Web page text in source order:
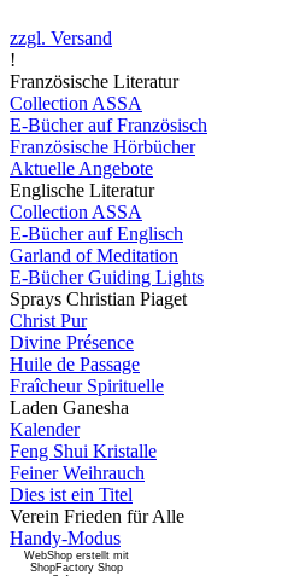
zzgl. Versand
!
Französische Literatur
Collection ASSA
E-Bücher auf Französisch
Französische Hörbücher
Aktuelle Angebote
Englische Literatur
Collection ASSA
E-Bücher auf Englisch
Garland of Meditation
E-Bücher Guiding Lights
Sprays Christian Piaget
Christ Pur
Divine Présence
Huile de Passage
Fraîcheur Spirituelle
Laden Ganesha
Kalender
Feng Shui Kristalle
Feiner Weihrauch
Dies ist ein Titel
Verein Frieden für Alle
Handy-Modus
WebShop erstellt mit
ShopFactory Shop